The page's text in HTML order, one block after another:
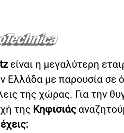
είναι η μεγαλύτερη
Ελλάδα με παρουσία σε
της χώρας. Για την
της Κηφισιάς